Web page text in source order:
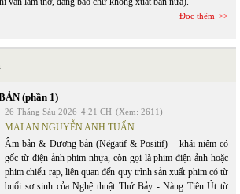
Đọc thêm
(phần 1)
26 Tháng Sáu 2026 4:21 CH (Xem: 2611)
MAI AN NGUYỄN ANH TUẤN
Âm bản & Dương bản (Négatif & Positif) – khái niệm có
gốc từ điện ảnh phim nhựa, còn gọi là phim điện ảnh hoặc
phim chiếu rạp, liên quan đến quy trình sản xuất phim có từ
buổi sơ sinh của Nghệ thuật Thứ Bảy - Nàng Tiên Út từ